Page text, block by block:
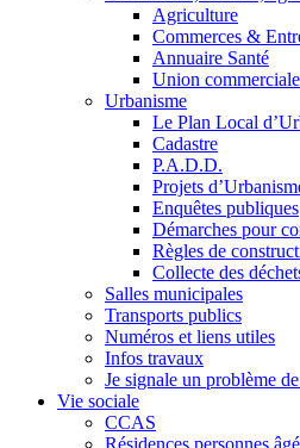
Agriculture
Commerces &
Annuaire Santé
Union
Urbanisme
Le Plan Local
Cadastre
P.A.D.D.
Projets
Enquêtes publiques
Démarches pour
Règles de
Collecte des
Salles municipales
Transports publics
Numéros et liens utiles
Infos travaux
Je signale un problème
Vie sociale
CCAS
Résidences personnes